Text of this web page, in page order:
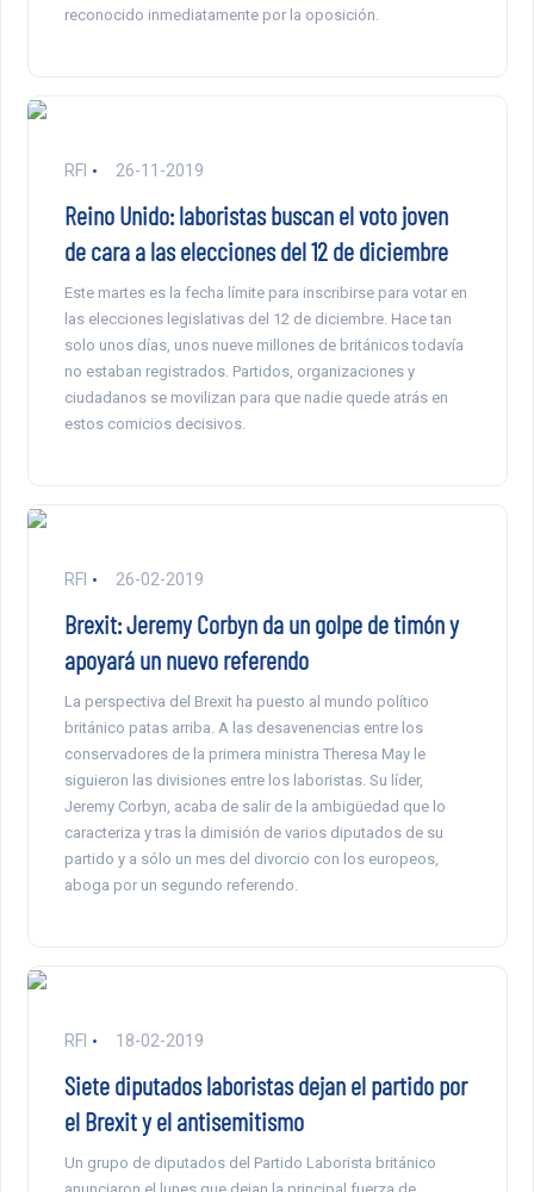
reconocido inmediatamente por la oposición.
RFI 26-11-2019
Reino Unido: laboristas buscan el voto joven
de cara a las elecciones del 12 de diciembre
Este martes es la fecha límite para inscribirse para votar en
las elecciones legislativas del 12 de diciembre. Hace tan
solo unos días, unos nueve millones de británicos todavía
no estaban registrados. Partidos, organizaciones y
ciudadanos se movilizan para que nadie quede atrás en
estos comicios decisivos.
RFI 26-02-2019
Brexit: Jeremy Corbyn da un golpe de timón y
apoyará un nuevo referendo
La perspectiva del Brexit ha puesto al mundo político
británico patas arriba. A las desavenencias entre los
conservadores de la primera ministra Theresa May le
siguieron las divisiones entre los laboristas. Su líder,
Jeremy Corbyn, acaba de salir de la ambigüedad que lo
caracteriza y tras la dimisión de varios diputados de su
partido y a sólo un mes del divorcio con los europeos,
aboga por un segundo referendo.
RFI 18-02-2019
Siete diputados laboristas dejan el partido por
el Brexit y el antisemitismo
Un grupo de diputados del Partido Laborista británico